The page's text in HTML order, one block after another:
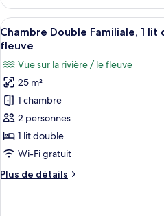
vue
cour
intérieure
le
type
de
chambre
Double,
vue
cour
intérieure
Afficher
toutes
photos
pour
ce
type
de
chambre :
Double
4
Chambre Double Familiale, 1
fleuve
Vue sur la rivière / le fleuve
25 m²
1 chambre
2 personnes
1 lit double
Wi-Fi gratuit
Plus de détails
Plus